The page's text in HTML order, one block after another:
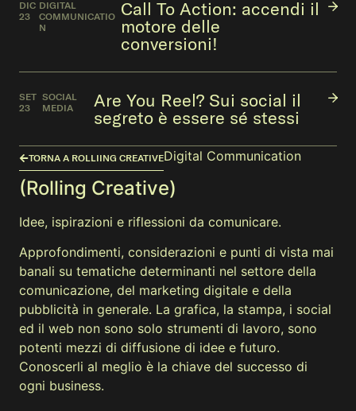
DIC
23
Call To Action: accendi il
motore delle
conversioni!
DIGITAL
COMMUNICATIO
N
SET
23
Are You Reel? Sui social il
segreto è essere sé stessi
SOCIAL
MEDIA
TORNA A ROLLIING CREATIVEDigital Communication
(Rolling Creative)
Idee, ispirazioni e riflessioni da comunicare.
Approfondimenti, considerazioni e punti di vista mai
banali su tematiche determinanti nel settore della
comunicazione, del marketing digitale e della
pubblicità in generale. La grafica, la stampa, i social
ed il web non sono solo strumenti di lavoro, sono
potenti mezzi di diffusione di idee e futuro.
Conoscerli al meglio è la chiave del successo di
ogni business.